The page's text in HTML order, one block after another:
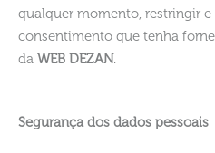
qualquer momento, restringir
consentimento que tenha
da WEB DEZAN.
Segurança dos dados pessoais